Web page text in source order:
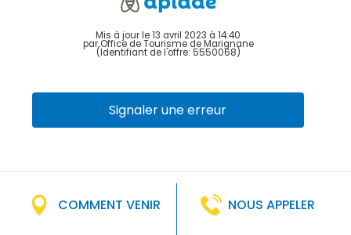
Mis à jour le 13 avril 2023 à 14:40
par Office de Tourisme de Marignane
(Identifiant de l'offre: 5550068)
Signaler une erreur
COMMENT VENIR NOUS APPELER